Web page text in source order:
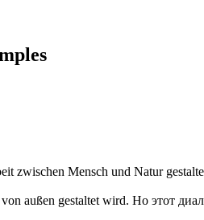
zwischen Mensch und Natur
außen gestaltetwird. Но этот